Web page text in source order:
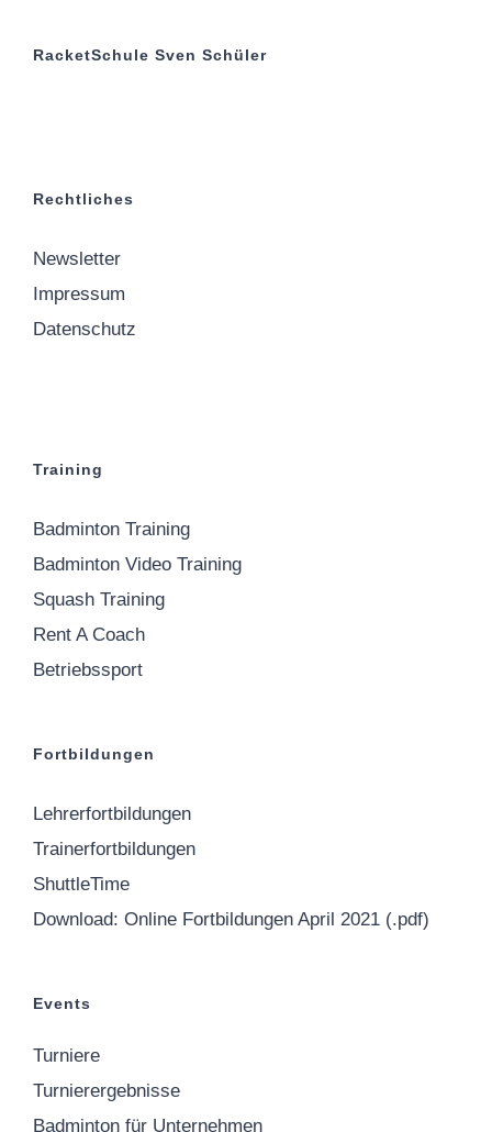
RacketSchule Sven Schüler
Rechtliches
Newsletter
Impressum
Datenschutz
Training
Badminton Training
Badminton Video Training
Squash Training
Rent A Coach
Betriebssport
Fortbildungen
Lehrerfortbildungen
Trainerfortbildungen
ShuttleTime
Download: Online Fortbildungen April 2021 (.pdf)
Events
Turniere
Turnierergebnisse
Badminton für Unternehmen